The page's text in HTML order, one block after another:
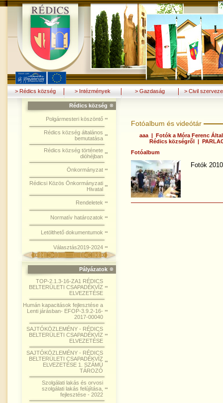
> Rédics község > Intézmények > Gazdaság > Civil
Rédics község
Polgármesteri köszöntő
Rédics község általános
bemutatása
Rédics község története
dióhéjban
Önkormányzat
Rédicsi Közös Önkormányzati
Hivatal
Rendeletek
Normatív határozatok
Letölthető dokumentumok
Választás2019-2024
Pályázatok
TOP-2.1.3-16-ZA1 RÉDICS
BELTERÜLETI CSAPADÉKVÍZ
ELVEZETÉSE
Humán kapacitások fejlesztése a
Lenti járásban- EFOP-3.9.2-16-
2017-00040
SAJTÓKÖZLEMÉNY - RÉDICS
BELTERÜLETI CSAPADÉKVÍZ
ELVEZETÉSE
SAJTÓKÖZLEMÉNY - RÉDICS
BELTERÜLETI CSAPADÉKVÍZ
ELVEZETÉSE 1. SZÁMÚ
TÁROZÓ
Szolgálati lakás és orvosi
szolgálati lakás felújítása,
fejlesztése - 2022
Fotóalbum és videótár
aaa| Fotók a Móra Ferenc
Rédics községről|
Fotóalbum
Fotók